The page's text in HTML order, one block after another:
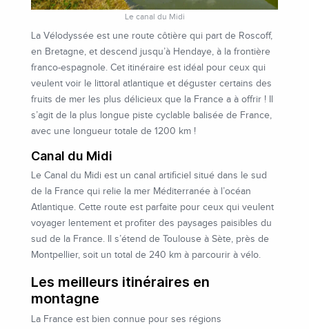
Le canal du Midi
La Vélodyssée est une route côtière qui part de Roscoff,
en Bretagne, et descend jusqu’à Hendaye, à la frontière
franco-espagnole. Cet itinéraire est idéal pour ceux qui
veulent voir le littoral atlantique et déguster certains des
fruits de mer les plus délicieux que la France a à offrir ! Il
s’agit de la plus longue piste cyclable balisée de France,
avec une longueur totale de 1200 km !
Canal du Midi
Le Canal du Midi est un canal artificiel situé dans le sud
de la France qui relie la mer Méditerranée à l’océan
Atlantique. Cette route est parfaite pour ceux qui veulent
voyager lentement et profiter des paysages paisibles du
sud de la France. Il s’étend de Toulouse à Sète, près de
Montpellier, soit un total de 240 km à parcourir à vélo.
Les meilleurs itinéraires en
montagne
La France est bien connue pour ses régions